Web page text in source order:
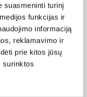
suasmeninti turinį
funkcijas ir
informaciją
reklamavimo ir
prie kitos jūsų
surinktos
priimti patogų
tinkamiausią